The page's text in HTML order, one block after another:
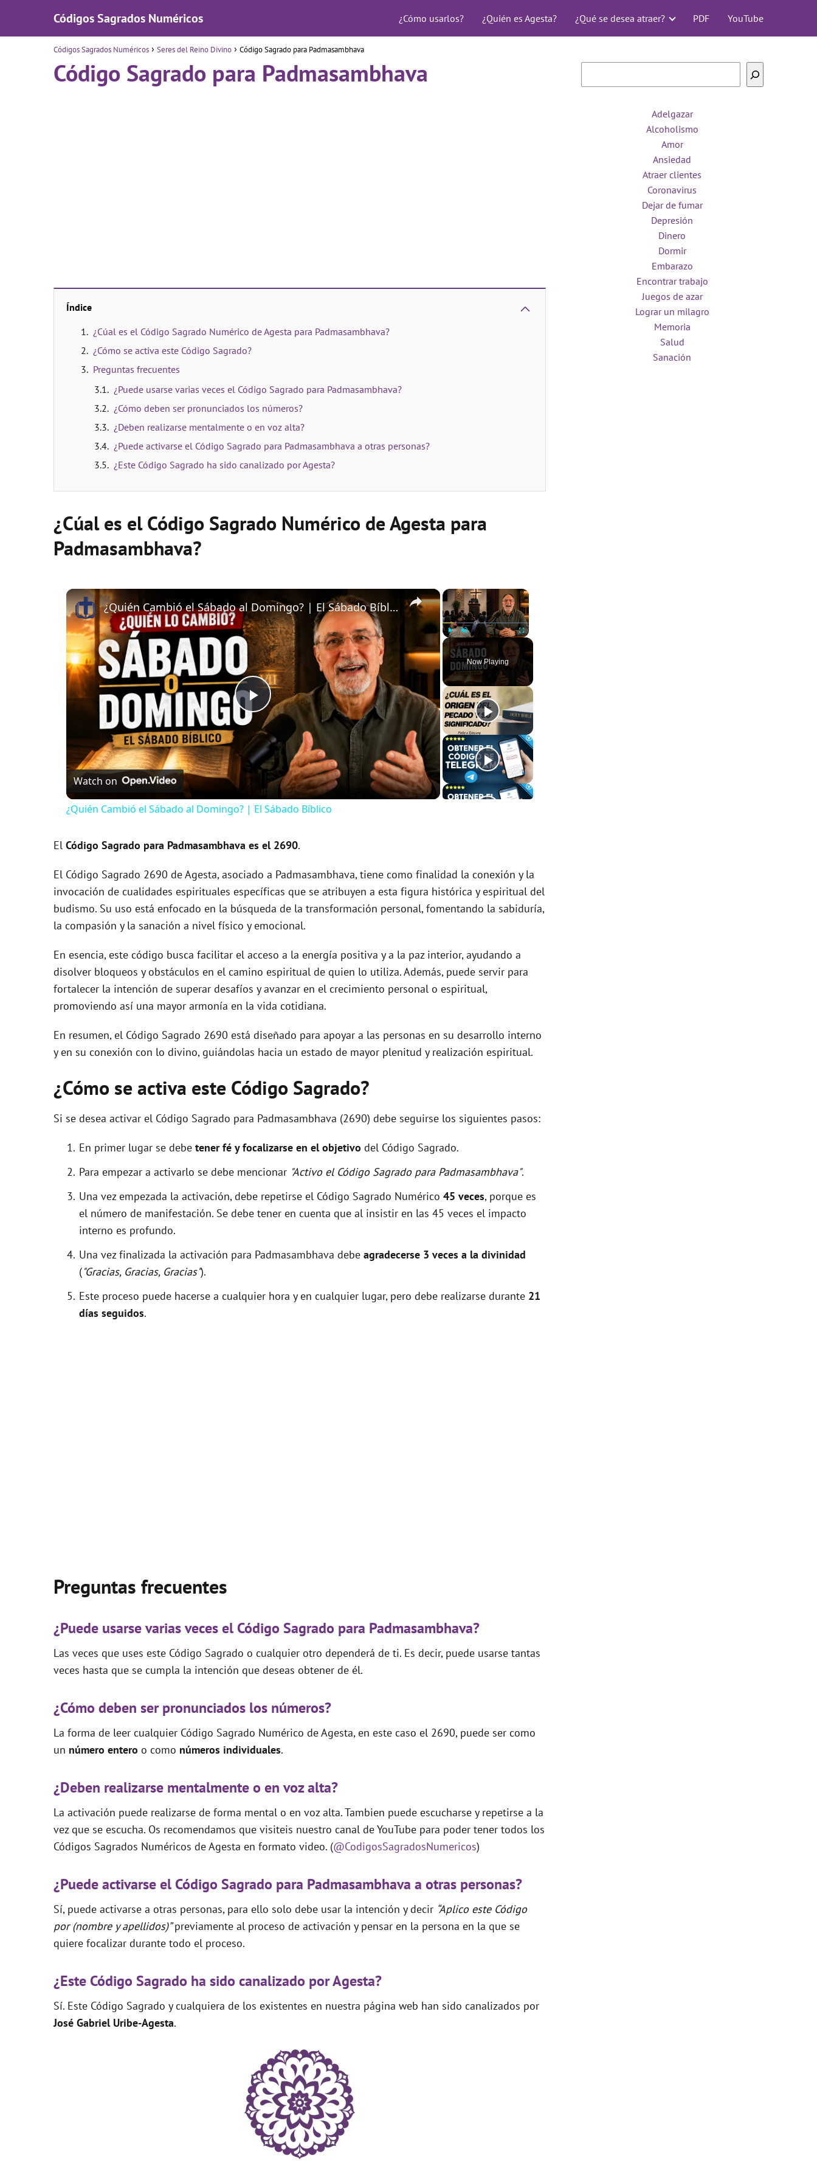
Códigos Sagrados Numéricos ¿Cómo usarlos? ¿Quién es Agesta? ¿Qué se desea atraer? PDF YouTube
Códigos Sagrados Numéricos Seres del Reino Divino Código Sagrado para Padmasambhava
Código Sagrado para Padmasambhava
Índice
¿Cúal es el Código Sagrado Numérico de Agesta para Padmasambhava?
¿Cómo se activa este Código Sagrado?
Preguntas frecuentes
¿Puede usarse varias veces el Código Sagrado para Padmasambhava?
¿Cómo deben ser pronunciados los números?
¿Deben realizarse mentalmente o en voz alta?
¿Puede activarse el Código Sagrado para Padmasambhava a otras personas?
¿Este Código Sagrado ha sido canalizado por Agesta?
¿Cúal es el Código Sagrado Numérico de Agesta para
Padmasambhava?
×
Play Unmute Fullscreen
Now Playing
×
P
l
a
i
d
e
o
¿Quién Cambió el Sábado al Domingo? | El Sábado Bíblico
Watch on
¿Quién Cambió el Sábado al Domingo? | El Sábado Bíblico
El Código Sagrado para Padmasambhava es el 2690.
El Código Sagrado 2690 de Agesta, asociado a Padmasambhava, tiene como finalidad la conexión y la
invocación de cualidades espirituales específicas que se atribuyen a esta figura histórica y espiritual del
budismo. Su uso está enfocado en la búsqueda de la transformación personal, fomentando la sabiduría,
la compasión y la sanación a nivel físico y emocional.
En esencia, este código busca facilitar el acceso a la energía positiva y a la paz interior, ayudando a
disolver bloqueos y obstáculos en el camino espiritual de quien lo utiliza. Además, puede servir para
fortalecer la intención de superar desafíos y avanzar en el crecimiento personal o espiritual,
promoviendo así una mayor armonía en la vida cotidiana.
En resumen, el Código Sagrado 2690 está diseñado para apoyar a las personas en su desarrollo interno
y en su conexión con lo divino, guiándolas hacia un estado de mayor plenitud y realización espiritual.
¿Cómo se activa este Código Sagrado?
Si se desea activar el Código Sagrado para Padmasambhava (2690) debe seguirse los siguientes pasos:
En primer lugar se debe tener fé y focalizarse en el objetivo del Código Sagrado.
Para empezar a activarlo se debe mencionar "Activo el Código Sagrado para Padmasambhava".
Una vez empezada la activación, debe repetirse el Código Sagrado Numérico 45 veces, porque es
el número de manifestación. Se debe tener en cuenta que al insistir en las 45 veces el impacto
interno es profundo.
Una vez finalizada la activación para Padmasambhava debe agradecerse 3 veces a la divinidad
("Gracias, Gracias, Gracias").
Este proceso puede hacerse a cualquier hora y en cualquier lugar, pero debe realizarse durante 21
días seguidos.
Preguntas frecuentes
¿Puede usarse varias veces el Código Sagrado para Padmasambhava?
Las veces que uses este Código Sagrado o cualquier otro dependerá de ti. Es decir, puede usarse tantas
veces hasta que se cumpla la intención que deseas obtener de él.
¿Cómo deben ser pronunciados los números?
La forma de leer cualquier Código Sagrado Numérico de Agesta, en este caso el 2690, puede ser como
un número entero o como números individuales.
¿Deben realizarse mentalmente o en voz alta?
La activación puede realizarse de forma mental o en voz alta. Tambien puede escucharse y repetirse a la
vez que se escucha. Os recomendamos que visiteis nuestro canal de YouTube para poder tener todos los
Códigos Sagrados Numéricos de Agesta en formato video. (@CodigosSagradosNumericos)
¿Puede activarse el Código Sagrado para Padmasambhava a otras personas?
Sí, puede activarse a otras personas, para ello solo debe usar la intención y decir “Aplico este Código
por (nombre y apellidos)”previamente al proceso de activación y pensar en la persona en la que se
quiere focalizar durante todo el proceso.
¿Este Código Sagrado ha sido canalizado por Agesta?
Sí. Este Código Sagrado y cualquiera de los existentes en nuestra página web han sido canalizados por
José Gabriel Uribe-Agesta.
Adelgazar
Alcoholismo
Amor
Ansiedad
Atraer clientes
Coronavirus
Dejar de fumar
Depresión
Dinero
Dormir
Embarazo
Encontrar trabajo
Juegos de azar
Lograr un milagro
Memoria
Salud
Sanación